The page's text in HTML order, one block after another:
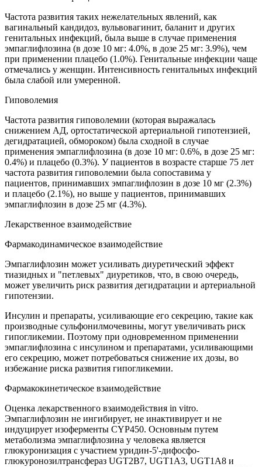
Частота развития таких нежелательных явлений, как
вагинальный кандидоз, вульвовагинит, баланит и других
генитальных инфекций, была выше в случае применения
эмпаглифлозина (в дозе 10 мг: 4.0%, в дозе 25 мг: 3.9%), чем
при применении плацебо (1.0%). Генитальные инфекции чаще
отмечались у женщин. Интенсивность генитальных инфекций
была слабой или умеренной.
Гиповолемия
Частота развития гиповолемии (которая выражалась
снижением АД, ортостатической артериальной гипотензией,
дегидратацией, обмороком) была сходной в случае
применения эмпаглифлозина (в дозе 10 мг: 0.6%, в дозе 25 мг:
0.4%) и плацебо (0.3%). У пациентов в возрасте старше 75 лет
частота развития гиповолемии была сопоставима у
пациентов, принимавших эмпаглифлозин в дозе 10 мг (2.3%)
и плацебо (2.1%), но выше у пациентов, принимавших
эмпаглифлозин в дозе 25 мг (4.3%).
Лекарственное взаимодействие
Фармакодинамическое взаимодействие
Эмпаглифлозин может усиливать диуретический эффект
тиазидных и "петлевых" диуретиков, что, в свою очередь,
может увеличить риск развития дегидратации и артериальной
гипотензии.
Инсулин и препараты, усиливающие его секрецию, такие как
производные сульфонилмочевины, могут увеличивать риск
гипогликемии. Поэтому при одновременном применении
эмпаглифлозина с инсулином и препаратами, усиливающими
его секрецию, может потребоваться снижение их дозы, во
избежание риска развития гипогликемии.
Фармакокинетическое взаимодействие
Оценка лекарственного взаимодействия in vitro.
Эмпаглифлозин не ингибирует, не инактивирует и не
индуцирует изоферменты CYP450. Основным путем
метаболизма эмпаглифлозина у человека является
глюкуронизация с участием уридин-5'-дифосфо-
глюкуронозилтрансфераз UGT2B7, UGT1A3, UGT1A8 и